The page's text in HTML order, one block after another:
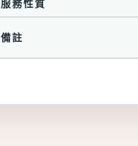
服務性質
備註